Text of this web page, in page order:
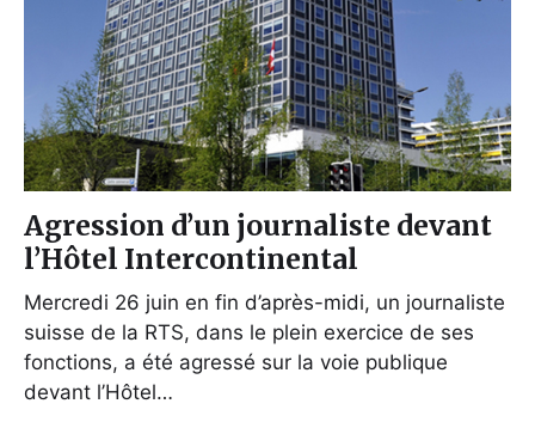
Agression d’un journaliste devant
l’Hôtel Intercontinental
Mercredi 26 juin en fin d’après-midi, un journaliste
suisse de la RTS, dans le plein exercice de ses
fonctions, a été agressé sur la voie publique
devant l’Hôtel…